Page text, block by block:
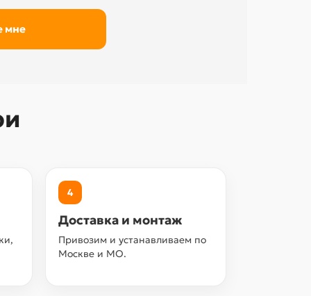
4
Доставка и монтаж
Привозим и устанавливаем по
Москве и МО.